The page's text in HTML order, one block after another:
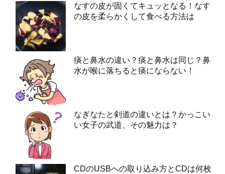
なすの皮が固くてキュッとなる！なす
の皮を柔らかくして食べる方法は
痰と鼻水の違い？痰と鼻水は同じ？鼻
水が喉に落ちると痰にならない！
なぎなたと剣道の違いとは？かっこい
い女子の武道、その魅力は？
CDのUSBへの取り込み方とCDは何枚